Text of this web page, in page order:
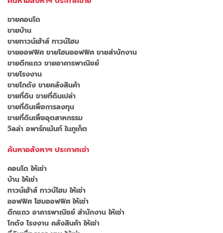
ขายคอนโด
ขายบ้าน
ขายทาวน์เฮ้าส์ ทาวน์โฮม
ขายออฟฟิศ ขายโฮมออฟฟิศ ขายสำนักงาน
ขายตึกแถว ขายอาคารพาณิชย์
ขายโรงงาน
ขายโกดัง ขายคลังสินค้า
ขายที่ดิน ขายที่ดินเปล่า
ขายที่ดินเพื่อการลงทุน
ขายที่ดินเพื่ออุตสาหกรรม
วิลล่า อพาร์ทเม้นท์ ในภูเก็ต
ค้นหาอสังหาฯ ประกาศเช่า
คอนโด ให้เช่า
บ้าน ให้เช่า
ทาวน์เฮ้าส์ ทาวน์โฮม ให้เช่า
ออฟฟิศ โฮมออฟฟิศ ให้เช่า
ตึกแถว อาคารพาณิชย์ สำนักงาน ให้เช่า
โกดัง โรงงาน คลังสินค้า ให้เช่า